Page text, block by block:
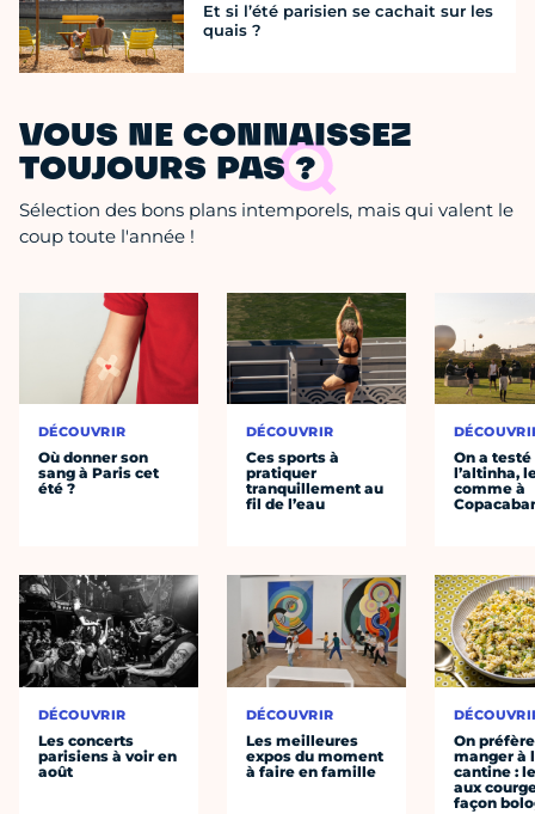
Et si l’été parisien se cachait sur les
quais ?
VOUS NE CONNAISSEZ
TOUJOURS PAS ?
Sélection des bons plans intemporels, mais qui valent le
coup toute l'année !
DÉCOUVRIR
Où donner son
sang à Paris cet
été ?
DÉCOUVRIR
Les concerts
parisiens à voir en
août
DÉCOUVRIR
Ces sports à
pratiquer
tranquillement au
fil de l’eau
DÉCOUVRIR
Les meilleures
expos du moment
à faire en famille
On a testé
l’altinha,
comme à
On préfère
manger à
cantine :
aux
façon